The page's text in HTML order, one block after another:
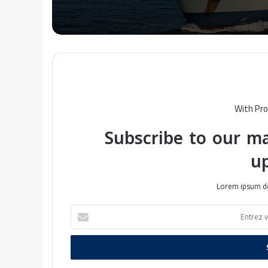
With
Subscribe to our
Lorem ipsum
E
t
e